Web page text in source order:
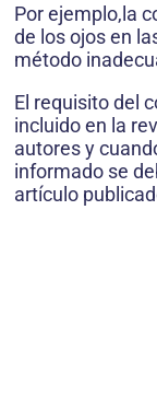
Por ejemplo,la
de los ojos en
método
El requisito del
incluido en la
autores y
informado se
artículo